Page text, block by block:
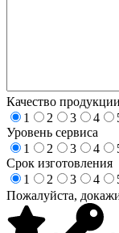
Качество продукции
1
2 3 4
Уровень сервиса
1
2 3 4
Срок изготовления
1
2 3 4
Пожалуйста,